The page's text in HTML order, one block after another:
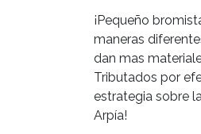
¡Pequeño
maneras
dan mas
Tributados por
estrategia sobre
Arpía!